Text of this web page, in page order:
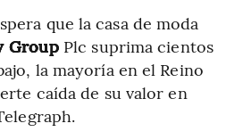
que la casa de moda
GroupPlc suprima cientos
la mayoría en el Reino
caída de su valor en